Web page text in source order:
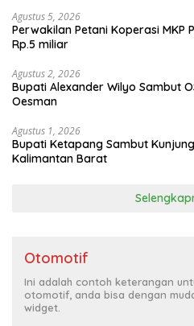
Agustus 5, 2026
Perwakilan Petani Koperasi MKP
Rp.5 miliar
Agustus 2, 2026
Bupati Alexander Wilyo Sambut
Oesman
Agustus 1, 2026
Bupati Ketapang Sambut
Kalimantan Barat
Otomotif
Ini adalah contoh keterangan
otomotif, anda bisa dengan
widget.